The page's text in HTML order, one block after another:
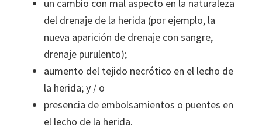
un cambio con mal aspecto en la naturaleza
del drenaje de la herida (por ejemplo, la
nueva aparición de drenaje con sangre,
drenaje purulento);
aumento del tejido necrótico en el lecho de
la herida; y / o
presencia de embolsamientos o puentes en
el lecho de la herida.